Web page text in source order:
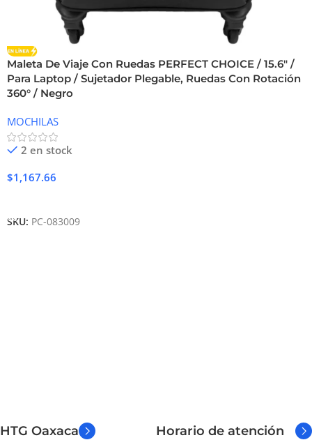
Maleta De Viaje Con Ruedas PERFECT CHOICE / 15.6″ /
Para Laptop / Sujetador Plegable, Ruedas Con Rotación
360° / Negro
MOCHILAS
2 en stock
$1,167.66
SKU: PC-083009
HTG Oaxaca
Horario de atención